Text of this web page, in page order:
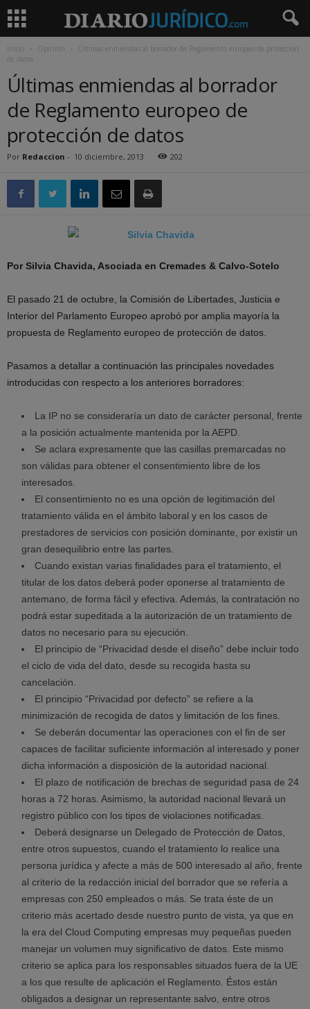
Inicio Opinión
Últimas enmiendas al borrador de Reglamento europeo de protección
de datos
Últimas enmiendas al borrador
de Reglamento europeo de
protección de datos
Por Redaccion - 10 diciembre, 2013 202
Por Silvia Chavida, Asociada en Cremades & Calvo-Sotelo
El pasado 21 de octubre, la Comisión de Libertades, Justicia e
Interior del Parlamento Europeo aprobó por amplia mayoría la
propuesta de Reglamento europeo de protección de datos.
Pasamos a detallar a continuación las principales novedades
introducidas con respecto a los anteriores borradores:
La IP no se consideraría un dato de carácter personal, frente
a la posición actualmente mantenida por la AEPD.
Se aclara expresamente que las casillas premarcadas no
son válidas para obtener el consentimiento libre de los
interesados.
El consentimiento no es una opción de legitimación del
tratamiento válida en el ámbito laboral y en los casos de
prestadores de servicios con posición dominante, por existir un
gran desequilibrio entre las partes.
Cuando existan varias finalidades para el tratamiento, el
titular de los datos deberá poder oponerse al tratamiento de
antemano, de forma fácil y efectiva. Además, la contratación no
podrá estar supeditada a la autorización de un tratamiento de
datos no necesario para su ejecución.
El principio de “Privacidad desde el diseño” debe incluir todo
el ciclo de vida del dato, desde su recogida hasta su
cancelación.
El principio “Privacidad por defecto” se refiere a la
minimización de recogida de datos y limitación de los fines.
Se deberán documentar las operaciones con el fin de ser
capaces de facilitar suficiente información al interesado y poner
dicha información a disposición de la autoridad nacional.
El plazo de notificación de brechas de seguridad pasa de 24
horas a 72 horas. Asimismo, la autoridad nacional llevará un
registro público con los tipos de violaciones notificadas.
Deberá designarse un Delegado de Protección de Datos,
entre otros supuestos, cuando el tratamiento lo realice una
persona jurídica y afecte a más de 500 interesado al año, frente
al criterio de la redacción inicial del borrador que se refería a
empresas con 250 empleados o más. Se trata éste de un
criterio más acertado desde nuestro punto de vista, ya que en
la era del Cloud Computing empresas muy pequeñas pueden
manejar un volumen muy significativo de datos. Este mismo
criterio se aplica para los responsables situados fuera de la UE
a los que resulte de aplicación el Reglamento. Éstos están
obligados a designar un representante salvo, entre otros